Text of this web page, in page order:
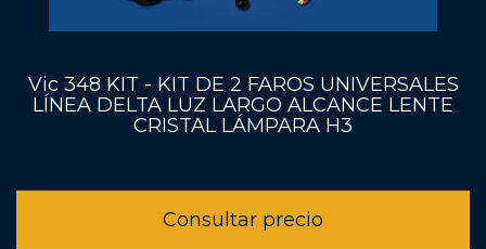
Vic 348 KIT - KIT DE 2 FAROS UNIVERSALES
LÍNEA DELTA LUZ LARGO ALCANCE LENTE
CRISTAL LÁMPARA H3